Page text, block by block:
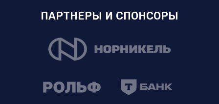
ПАРТНЕРЫ И СПОНСОРЫ